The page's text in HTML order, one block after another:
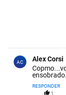
AC Alex Corsi
RESPONDER
1